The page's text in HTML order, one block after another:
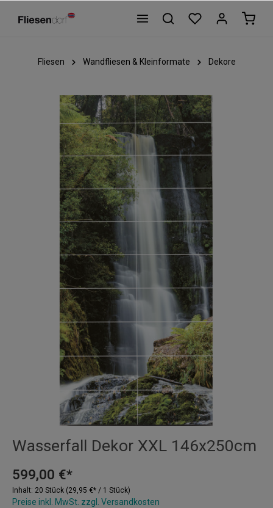
Fliesen Wandfliesen & Kleinformate Dekore
Wasserfall Dekor XXL 146x250cm
599,00 €*
Inhalt: 20 Stück (29,95 €* / 1 Stück)
Preise inkl. MwSt. zzgl. Versandkosten